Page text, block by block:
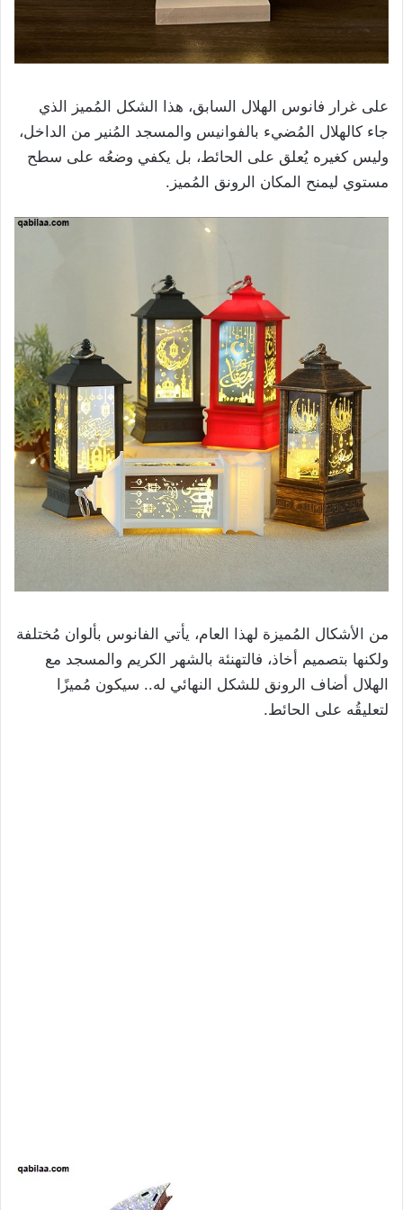
على غرار فانوس الهلال السابق، هذا الشكل المُميز الذي
جاء كالهلال المُضيء بالفوانيس والمسجد المُنير من الداخل،
وليس كغيره يُعلق على الحائط، بل يكفي وضعُه على سطح
مستوي ليمنح المكان الرونق المُميز.
من الأشكال المُميزة لهذا العام، يأتي الفانوس بألوان مُختلفة
ولكنها بتصميم أخاذ، فالتهنئة بالشهر الكريم والمسجد مع
الهلال أضاف الرونق للشكل النهائي له.. سيكون مُميزًا
لتعليقُه على الحائط.